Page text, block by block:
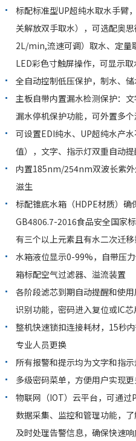
标配标准型UP超纯水取水手臂
关解放双手取水），可选配奥
2L/min,流速可调）取水、定量
LED彩色寸触屏操作，可显示
全自动控制低压保护，制水、
主板自带内置漏水检测保护：
漏水停机保护功能，可外置多
可设置EDI纯水、UP超纯水产
值），文字、指示灯双重自动提
内置185nm/254nm双波长紫
滋生
标配锥底水箱（HDPE材质）
GB4806.7-2016食品安全国家
有三个以上元素且有水二次迁
水箱液位显示0-99%，自带压
箱标配空气过滤器、溢流装置
各阶段滤芯到期自动提醒和使
识别功能，密码进入复位或IC芯
整机快速锁扣连接耗材，15秒
专业人员更换
所有报警和提示均为文字和指
多级密码菜单，方便用户实现
物联网（IOT）云平台，可通过
数据采集、监控和管理功能，
及时处理告警信息，确保快速响